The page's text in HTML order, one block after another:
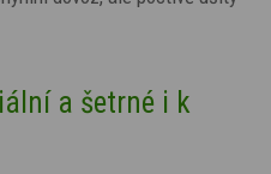
a šetrné i k